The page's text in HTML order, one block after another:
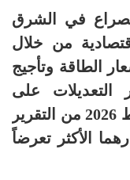
في الشرق
من خلال
الطاقة وتأجيج
على
توقعات النمو مقارنة بنسخة شباط 2026 من التقرير
الأكثر تعرضاً